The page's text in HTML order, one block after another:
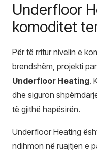
Underfloor
komoditet
Për të rritur nivelin e
brendshëm, projekti
Underfloor Heating.
dhe siguron
të gjithë hapësirën.
Underfloor Heating
ndihmon në ruajtjen e